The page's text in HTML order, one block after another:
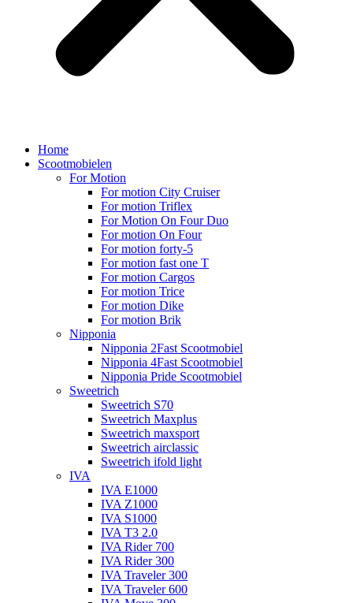
Home
Scootmobielen
For Motion
For motion City Cruiser
For motion Triflex
For Motion On Four Duo
For motion On Four
For motion forty-5
For motion fast one T
For motion Cargos
For motion Trice
For motion Dike
For motion Brik
Nipponia
Nipponia 2Fast Scootmobiel
Nipponia 4Fast Scootmobiel
Nipponia Pride Scootmobiel
Sweetrich
Sweetrich S70
Sweetrich Maxplus
Sweetrich maxsport
Sweetrich airclassic
Sweetrich ifold light
IVA
IVA E1000
IVA Z1000
IVA S1000
IVA T3 2.0
IVA Rider 700
IVA Rider 300
IVA Traveler 300
IVA Traveler 600